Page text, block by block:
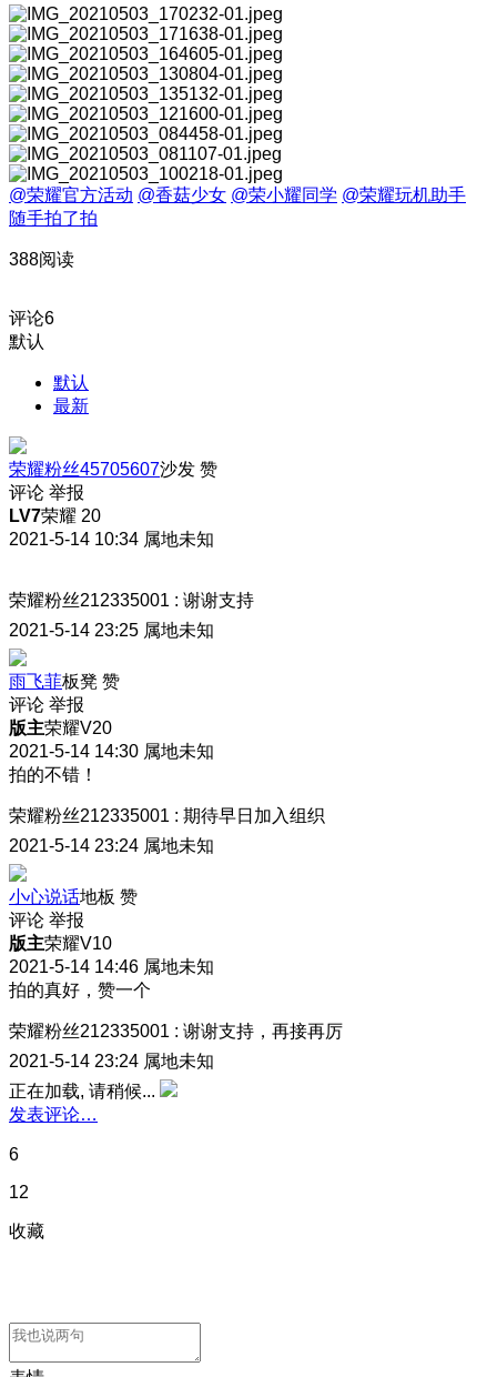
@荣耀官方活动 @香菇少女 @荣小耀同学 @荣耀玩机助手
随手拍了拍
388阅读
评论6
默认
默认
最新
荣耀粉丝45705607沙发 赞
评论 举报
LV7荣耀 20
2021-5-14 10:34 属地未知
荣耀粉丝212335001 : 谢谢支持
2021-5-14 23:25 属地未知
雨飞菲板凳 赞
评论 举报
版主荣耀V20
2021-5-14 14:30 属地未知
拍的不错！
荣耀粉丝212335001 : 期待早日加入组织
2021-5-14 23:24 属地未知
小心说话地板 赞
评论 举报
版主荣耀V10
2021-5-14 14:46 属地未知
拍的真好，赞一个
荣耀粉丝212335001 : 谢谢支持，再接再厉
2021-5-14 23:24 属地未知
正在加载, 请稍候...
发表评论…
6
12
收藏